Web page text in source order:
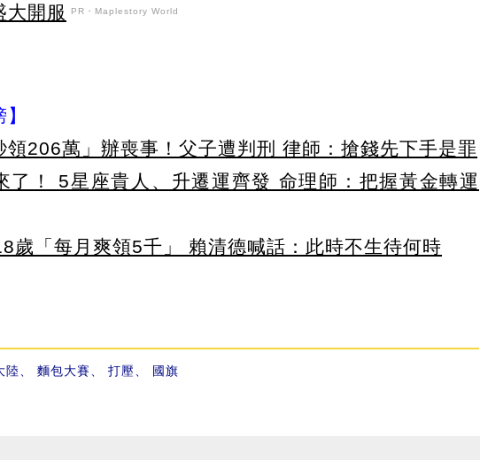
開服 PR・Maplestory World
領206萬」辦喪事！父子遭判刑 律師：搶錢先下手是罪
了！ 5星座貴人、升遷運齊發 命理師：把握黃金轉運
歲「每月爽領5千」 賴清德喊話：此時不生待何時
陸 麵包大賽 打壓 國旗